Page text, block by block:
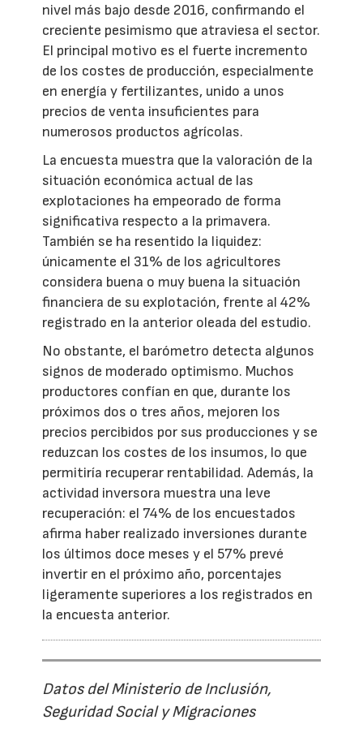
nivel más bajo desde 2016, confirmando el
creciente pesimismo que atraviesa el sector.
El principal motivo es el fuerte incremento
de los costes de producción, especialmente
en energía y fertilizantes, unido a unos
precios de venta insuficientes para
numerosos productos agrícolas.
La encuesta muestra que la valoración de la
situación económica actual de las
explotaciones ha empeorado de forma
significativa respecto a la primavera.
También se ha resentido la liquidez:
únicamente el 31% de los agricultores
considera buena o muy buena la situación
financiera de su explotación, frente al 42%
registrado en la anterior oleada del estudio.
No obstante, el barómetro detecta algunos
signos de moderado optimismo. Muchos
productores confían en que, durante los
próximos dos o tres años, mejoren los
precios percibidos por sus producciones y se
reduzcan los costes de los insumos, lo que
permitiría recuperar rentabilidad. Además, la
actividad inversora muestra una leve
recuperación: el 74% de los encuestados
afirma haber realizado inversiones durante
los últimos doce meses y el 57% prevé
invertir en el próximo año, porcentajes
ligeramente superiores a los registrados en
la encuesta anterior.
Datos del Ministerio de Inclusión,
Seguridad Social y Migraciones